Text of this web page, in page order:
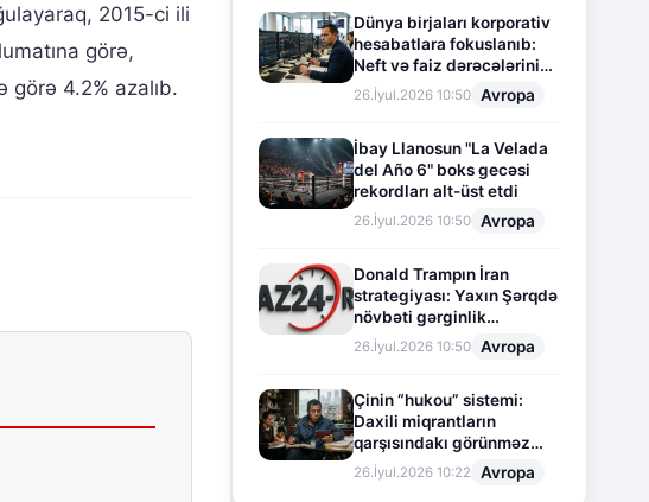
2015-ci ili
görə,
görə 4.2% azalıb.
Dünya birjaları korporativ
hesabatlara fokuslanıb:
Neft və faiz dərəcələrinin
təsiri altında cari vəziyyət
26.İyul.2026 10:50 Avropa
İbay Llanosun "La Velada
del Año 6" boks gecəsi
rekordları alt-üst etdi
26.İyul.2026 10:50 Avropa
Donald Trampın İran
strategiyası: Yaxın Şərqdə
növbəti gərginlik
mərhələsi
26.İyul.2026 10:50 Avropa
Çinin “hukou” sistemi:
Daxili miqrantların
qarşısındakı görünməz
sədd
26.İyul.2026 10:22 Avropa